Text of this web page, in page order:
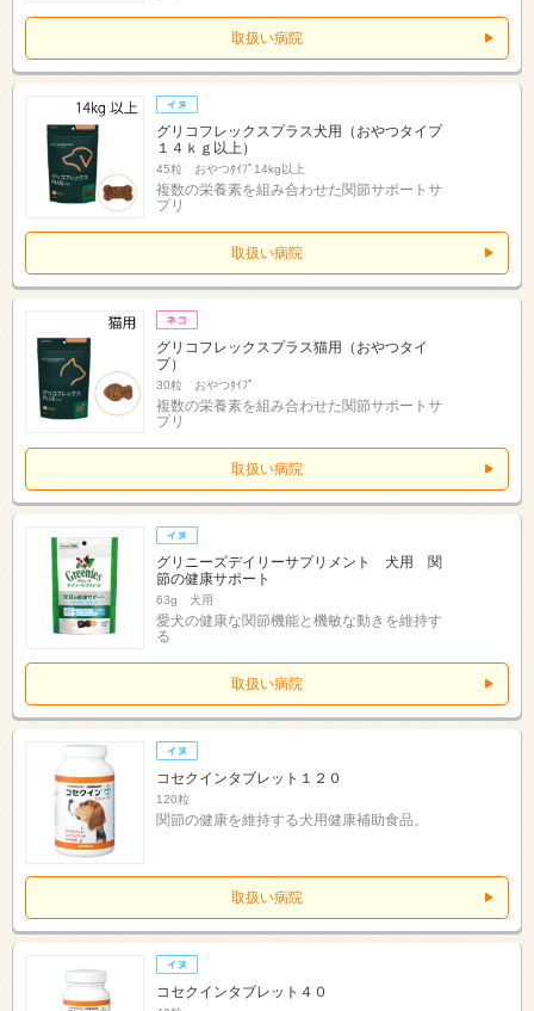
取扱い病院
グリコフレックスプラス犬用（おやつタイプ
１４ｋｇ以上）
45粒 おやつﾀｲﾌﾟ14kg以上
複数の栄養素を組み合わせた関節サポートサ
プリ
取扱い病院
グリコフレックスプラス猫用（おやつタイ
プ）
30粒 おやつﾀｲﾌﾟ
複数の栄養素を組み合わせた関節サポートサ
プリ
取扱い病院
グリニーズデイリーサプリメント 犬用 関
節の健康サポート
63g 犬用
愛犬の健康な関節機能と機敏な動きを維持す
る
取扱い病院
コセクインタブレット１２０
120粒
関節の健康を維持する犬用健康補助食品。
取扱い病院
コセクインタブレット４０